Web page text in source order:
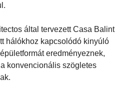
által tervezett Casa Balint
hálókhoz kapcsolódó kinyúló
eredményeznek,
konvencionális szögletes